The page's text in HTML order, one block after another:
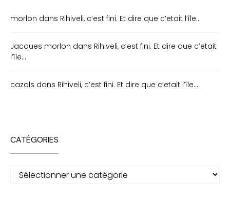
morlon dans Rihiveli, c’est fini. Et dire que c’etait l’île…
Jacques morlon dans Rihiveli, c’est fini. Et dire que c’etait
l’île…
cazals dans Rihiveli, c’est fini. Et dire que c’etait l’île…
CATÉGORIES
Catégories